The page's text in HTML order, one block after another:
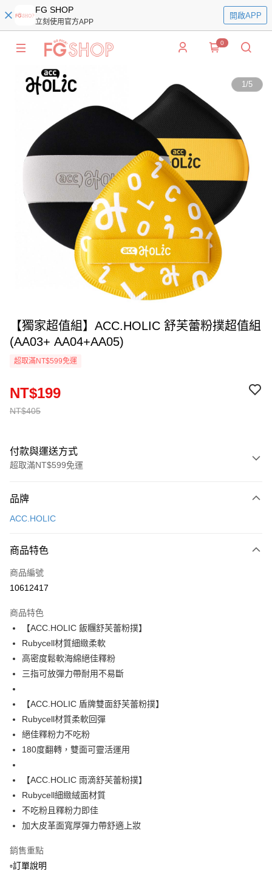
FG SHOP
立刻使用官方APP
開啟APP
0
1/5
【獨家超值組】ACC.HOLIC 舒芙蕾粉撲超值組
(AA03+ AA04+AA05)
超取滿NT$599免運
NT$405
NT$199
付款與運送方式
超取滿NT$599免運
信用卡一次付款
LINE Pay
Apple Pay
全盈+PAY
AFTEE先享後付
相關說明
【關於「AFTEE先享後付」】
AFTEE先享後付是「在收到商品之後才付款」的支付方式。 讓您購物簡單
便利好安心！
１．簡單：不需註冊會員、不需綁卡、不需儲值。
２．便利：只要手機號碼，簡訊認證，即可結帳。
３．安心：先確認商品／服務後，再付款。
【「AFTEE先享後付」結帳流程】
結帳頁面，進行簡訊認證並確認金額後，即可完成結帳。
２．訂單成立數日內，您將收到繳費通知簡訊。
３．收到繳費通知簡訊後14天內，點擊此簡訊中的連結，可透過四大超商／
ATM／網路銀行／等多元方式進行付款，方視為交易完成。
※ 請注意：結帳手續完成當下不需立刻繳費，但若您需要取消訂單，請聯絡
購買商品的店家。未經商家同意取消之訂單仍視為有效，需透過AFTEE先享
※ 交易是否成功請以「AFTEE先享後付 」之結帳頁面顯示為準，若有關於
是否繳費成功／繳費後需取消欲退款等相關疑問，請聯繫「AFTEE先享後付
客戶支援中心」
ATM付款
運送方式
全家取貨付款
每筆NT$80，滿NT$599(含以上)免運費
付款後全家取貨
每筆NT$80，滿NT$599(含以上)免運費
7-11取貨付款
每筆NT$80，滿NT$599(含以上)免運費
付款後7-11取貨
每筆NT$80，滿NT$599(含以上)免運費
品牌
ACC.HOLIC
商品特色
商品編號
10612417
商品特色
【ACC.HOLIC 飯糰舒芙蕾粉撲】
Rubycell材質細緻柔軟
高密度鬆軟海綿絕佳釋粉
三指可放彈力帶耐用不易斷
【ACC.HOLIC 盾牌雙面舒芙蕾粉撲】
Rubycell材質柔軟回彈
絕佳釋粉力不吃粉
180度翻轉，雙面可靈活運用
【ACC.HOLIC 雨滴舒芙蕾粉撲】
Rubycell細緻絨面材質
不吃粉且釋粉力即佳
加大皮革面寬厚彈力帶舒適上妝
銷售重點
▫️訂單說明